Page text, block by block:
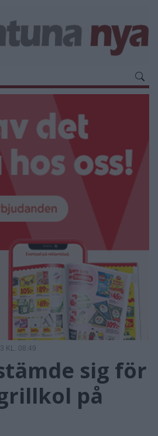
KL. 08:49
sig för
på